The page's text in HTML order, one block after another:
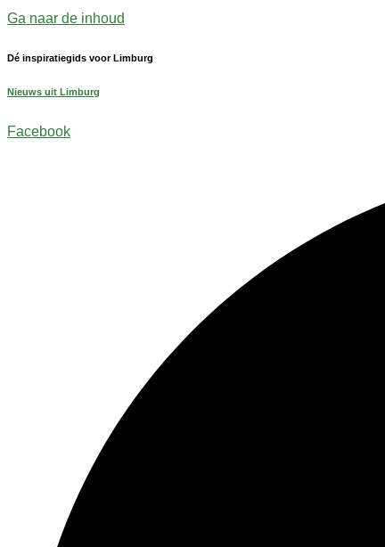
Ga naar de inhoud
Dé inspiratiegids voor Limburg
Nieuws uit Limburg
Facebook